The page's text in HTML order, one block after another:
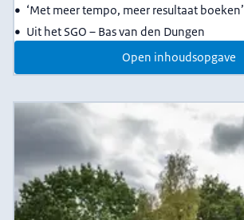
‘Met meer tempo, meer resultaat boeken’
Uit het SGO – Bas van den Dungen
Open inhoudsopgave